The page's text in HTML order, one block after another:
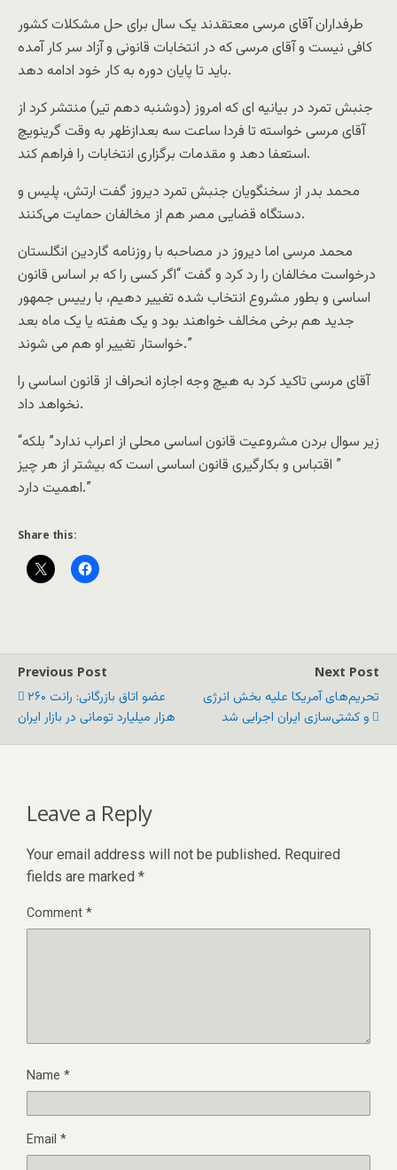
طرفداران آقای مرسی معتقدند یک سال برای حل مشکلات کشور
کافی نیست و آقای مرسی که در انتخابات قانونی و آزاد سر کار آمده
باید تا پایان دوره به کار خود ادامه دهد.
جنبش تمرد در بیانیه ای که امروز (دوشنبه دهم تیر) منتشر کرد از
آقای مرسی خواسته تا فردا ساعت سه بعدازظهر به وقت گرینویچ
استعفا دهد و مقدمات برگزاری انتخابات را فراهم کند.
محمد بدر از سخنگویان جنبش تمرد دیروز گفت ارتش، پلیس و
دستگاه قضایی مصر هم از مخالفان حمایت می‌کنند.
محمد مرسی اما دیروز در مصاحبه با روزنامه گاردین انگلستان
درخواست مخالفان را رد کرد و گفت “اگر کسی را که بر اساس قانون
اساسی و بطور مشروع انتخاب شده تغییر دهیم، با رییس جمهور
جدید هم برخی مخالف خواهند بود و یک هفته یا یک ماه بعد
خواستار تغییر او هم می شوند.”
آقای مرسی تاکید کرد به هیچ وجه اجازه انحراف از قانون اساسی را
نخواهد داد.
“زیر سوال بردن مشروعیت قانون اساسی محلی از اعراب ندارد” بلکه
” اقتباس و بکارگیری قانون اساسی است که بیشتر از هر چیز
اهمیت دارد.”
Share this:
Previous Post
عضو اتاق بازرگانی: رانت ۲۶۰
هزار میلیارد تومانی در بازار ایران
Next Post
تحریم‌های آمریکا علیه بخش انرژی
و کشتی‌سازی ایران اجرایی شد
Leave a Reply
Your email address will not be published. Required
fields are marked *
Comment*
Name *
Email *